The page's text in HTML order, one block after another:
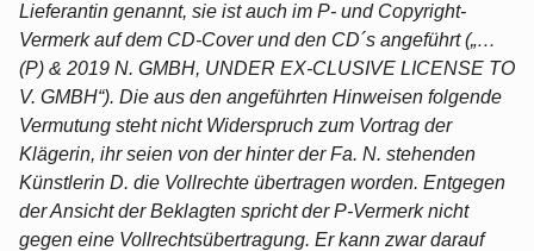
Lieferantin genannt, sie ist auch im P- und Copyright-
Vermerk auf dem CD-Cover und den CD´s angeführt („…
(P) & 2019 N. GMBH, UNDER EX-CLUSIVE LICENSE TO
V. GMBH“). Die aus den angeführten Hinweisen folgende
Vermutung steht nicht Widerspruch zum Vortrag der
Klägerin, ihr seien von der hinter der Fa. N. stehenden
Künstlerin D. die Vollrechte übertragen worden. Entgegen
der Ansicht der Beklagten spricht der P-Vermerk nicht
gegen eine Vollrechtsübertragung. Er kann zwar darauf